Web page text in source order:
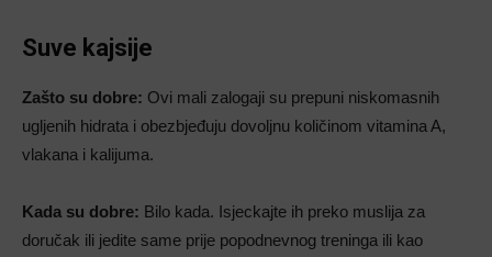
Suve kajsije
Zašto su dobre: Ovi mali zalogaji su prepuni niskomasnih
ugljenih hidrata i obezbjeđuju dovoljnu količinom vitamina A,
vlakana i kalijuma.
Kada su dobre: Bilo kada. Isjeckajte ih preko muslija za
doručak ili jedite same prije popodnevnog treninga ili kao